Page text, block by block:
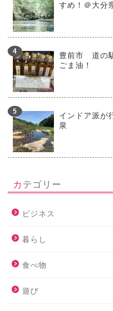
すめ！＠大分
豊前市 道の
ごま油！
インドア派が
泉
カテゴリー
ビジネス
暮らし
食べ物
遊び